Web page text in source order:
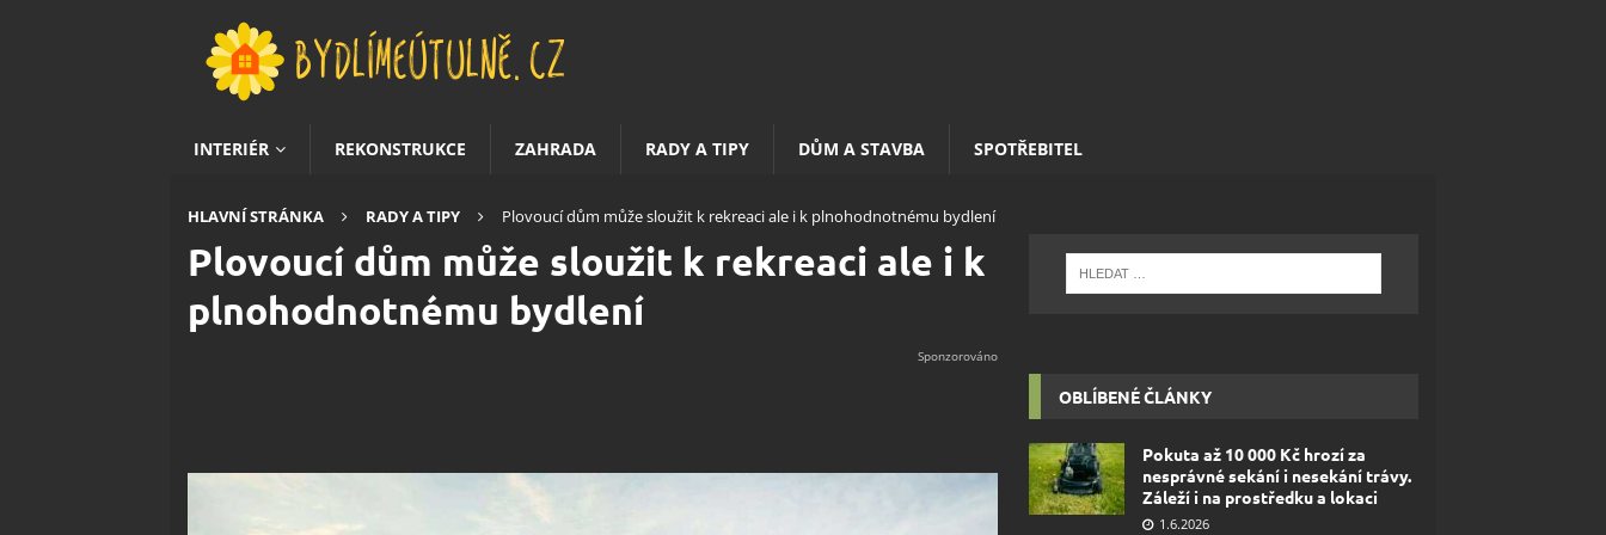
INTERIÉR REKONSTRUKCE ZAHRADA RADY A TIPY DŮM A STAVBA SPOTŘEBITEL
HLAVNÍ STRÁNKA RADY A TIPY Plovoucí dům může sloužit k rekreaci ale i k plnohodnotnému bydlení
Plovoucí dům může sloužit k rekreaci ale i k
plnohodnotnému bydlení
OBLÍBENÉ ČLÁNKY
Pokuta až 10 000 Kč hrozí za
nesprávné sekání i nesekání trávy.
Záleží i na prostředku a lokaci
1.6.2026